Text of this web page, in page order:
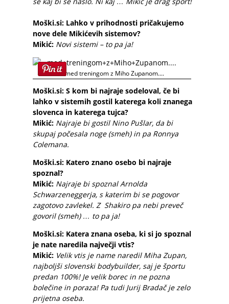
Moški.si: Lahko v prihodnosti pričakujemo
nove dele Mikićevih sistemov?
Mikić: Novi sistemi – to pa ja!
...med treningom z Miho Zupanom....
Moški.si: S kom bi najraje sodeloval, če bi
lahko v sistemih gostil katerega koli znanega
slovenca in katerega tujca?
Mikić: Najraje bi gostil Nino Pušlar, da bi
skupaj počesala noge (smeh) in pa Ronnya
Colemana.
Moški.si: Katero znano osebo bi najraje
spoznal?
Mikić: Najraje bi spoznal Arnolda
Schwarzeneggerja, s katerim bi se pogovor
zagotovo zavlekel. Z Shakiro pa nebi preveč
govoril (smeh) … to pa ja!
Moški.si: Katera znana oseba, ki si jo spoznal
je nate naredila največji vtis?
Mikić: Velik vtis je name naredil Miha Zupan,
najboljši slovenski bodybuilder, saj je športu
predan 100%! Je velik borec in ne pozna
bolečine in poraza! Pa tudi Jurij Bradač je zelo
prijetna oseba.